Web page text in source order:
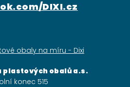
DIXI.cz
plastových obalů a.s.
konec 515